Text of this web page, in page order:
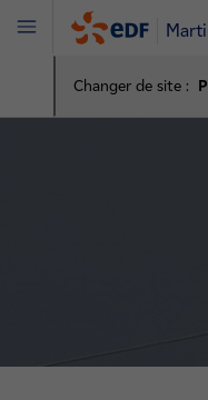
Changer de site :
Menu